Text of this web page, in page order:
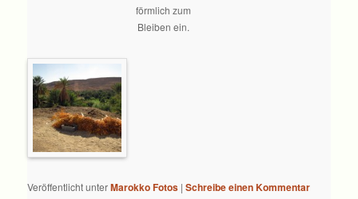
förmlich zum
Bleiben ein.
Veröffentlicht unterMarokko Fotos |Schreibe einen Kommentar